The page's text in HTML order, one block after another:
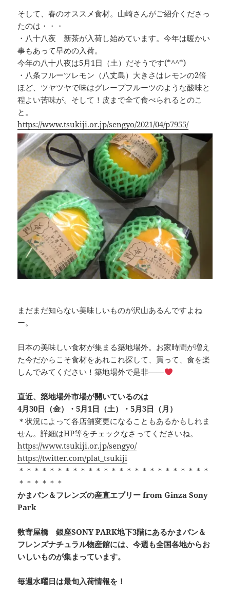
そして、春のオススメ食材。山崎さんがご紹介くださっ
たのは・・・
・八十八夜 新茶が入荷し始めています。今年は暖かい
事もあって早めの入荷。
今年の八十八夜は5月1日（土）だそうです(*^^*)
・八条フルーツレモン（八丈島）大きさはレモンの2倍
ほど、ツヤツヤで味はグレープフルーツのような酸味と
程よい苦味が。そして！皮まで全て食べられるとのこ
と。
https://www.tsukiji.or.jp/sengyo/2021/04/p7955/
まだまだ知らない美味しいものが沢山あるんですよね
ー。
日本の美味しい食材が集まる築地場外。お家時間が増え
た今だからこそ食材をあれこれ探して、買って、食を楽
しんでみてください！築地場外で是非――
直近、築地場外市場が開いているのは
4月30日（金）・5月1日（土）・5月3日（月）
＊状況によって各店舗変更になることもあるかもしれま
せん。詳細はHP等をチェックなさってくださいね。
https://www.tsukiji.or.jp/sengyo/
https://twitter.com/plat_tsukiji
＊＊＊＊＊＊＊＊＊＊＊＊＊＊＊＊＊＊＊＊＊＊＊＊＊
＊＊＊＊＊＊
かまパン＆フレンズの産直エブリー from Ginza Sony
Park
数寄屋橋 銀座SONY PARK地下3階にあるかまパン＆
フレンズナチュラル物産館には、今週も全国各地からお
いしいものが集まっています。
毎週水曜日は最旬入荷情報を！